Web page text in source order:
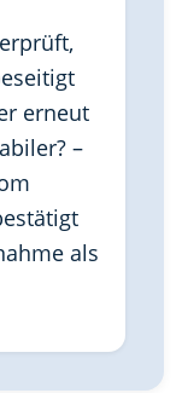
erneut
–
als